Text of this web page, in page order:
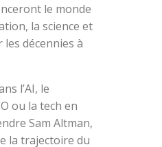
le monde
la science et
décennies à
l’AI, le
ou la tech en
Sam Altman,
la trajectoire du